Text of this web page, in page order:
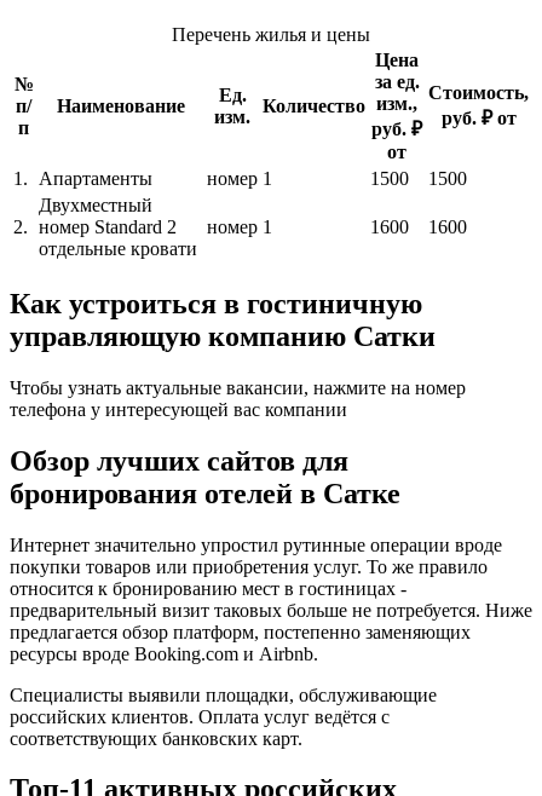
Перечень жилья и цены
№
п/
п
Наименование
Ед.
изм.
Количество
Цена
за ед.
изм.,
руб. ₽
от
Стоимость,
руб. ₽ от
1. Апартаменты номер 1 1500 1500
2.
Двухместный
номер Standard 2
отдельные кровати
номер 1 1600 1600
Как устроиться в гостиничную
управляющую компанию Сатки
Чтобы узнать актуальные вакансии, нажмите на номер
телефона у интересующей вас компании
Обзор лучших сайтов для
бронирования отелей в Сатке
Интернет значительно упростил рутинные операции вроде
покупки товаров или приобретения услуг. То же правило
относится к бронированию мест в гостиницах -
предварительный визит таковых больше не потребуется. Ниже
предлагается обзор платформ, постепенно заменяющих
ресурсы вроде Booking.com и Airbnb.
Специалисты выявили площадки, обслуживающие
российских клиентов. Оплата услуг ведётся с
соответствующих банковских карт.
Топ-11 активных российских